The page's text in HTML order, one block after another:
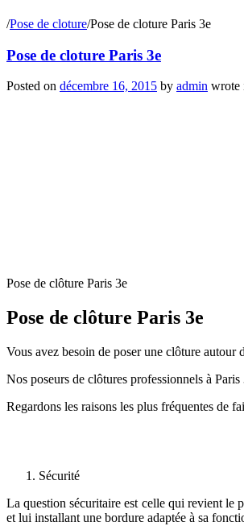
/Pose de cloture/Pose de cloture Paris 3e
Pose de cloture Paris 3e
Posted on décembre 16, 2015 by admin wrote
Pose de clôture Paris 3e
Pose de clôture Paris 3e
Vous avez besoin de poser une clôture autour
Nos poseurs de clôtures professionnels à
Regardons les raisons les plus fréquentes de
Sécurité
La question sécuritaire est celle qui revient le
et lui installant une bordure adaptée à sa